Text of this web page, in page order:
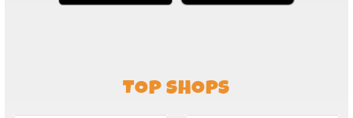
TOP SHOPS